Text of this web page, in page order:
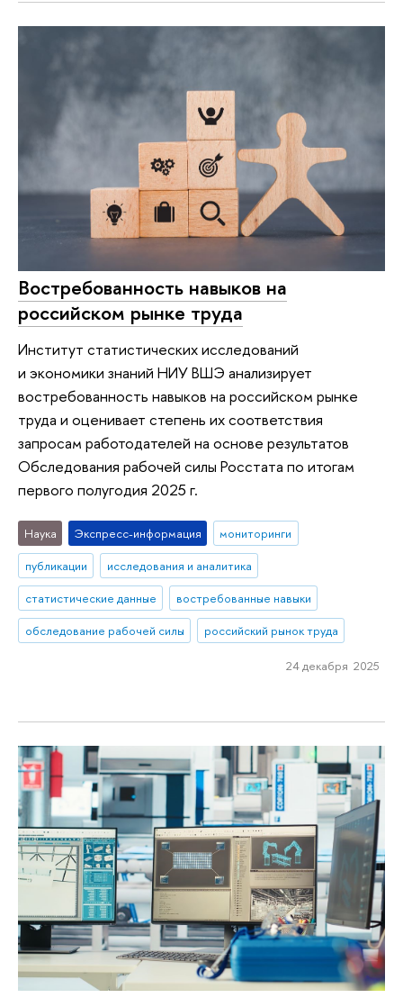
Востребованность навыков на
российском рынке труда
Институт статистических исследований
и экономики знаний НИУ ВШЭ анализирует
востребованность навыков на российском рынке
труда и оценивает степень их соответствия
запросам работодателей на основе результатов
Обследования рабочей силы Росстата по итогам
первого полугодия 2025 г.
Наука Экспресс-информация
мониторинги
публикации
исследования и аналитика
статистические данные
востребованные навыки
обследование рабочей силы
российский рынок труда
24 декабря 2025